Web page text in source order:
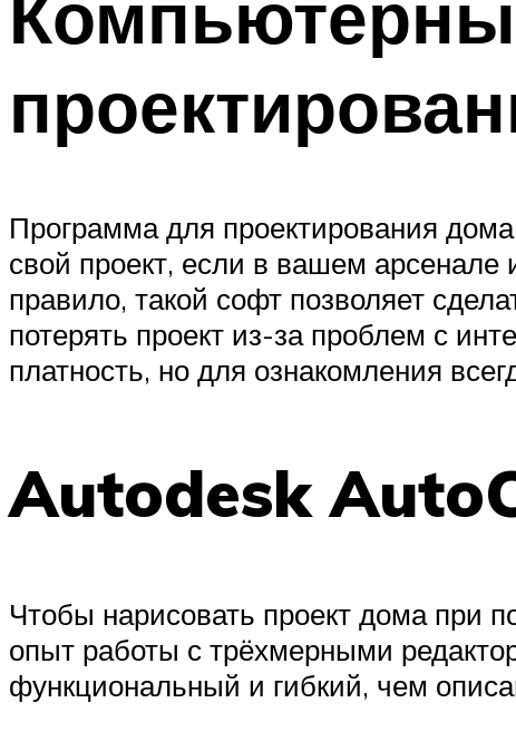
Программа для проектирования
свой проект, если в вашем
правило, такой софт позволяет
потерять проект из-за проблем с
платность, но для ознакомления
Autodesk
Чтобы нарисовать проект дома при
опыт работы с трёхмерными
функциональный и гибкий, чем